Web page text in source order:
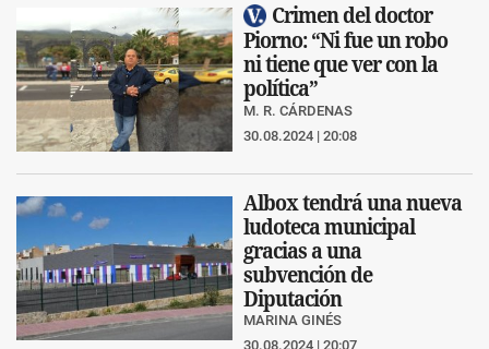
Crimen del doctor
Piorno: “Ni fue un robo
ni tiene que ver con la
política”
M. R. CÁRDENAS
30.08.2024 | 20:08
Albox tendrá una nueva
ludoteca municipal
gracias a una
subvención de
Diputación
MARINA GINÉS
30.08.2024 | 20:07